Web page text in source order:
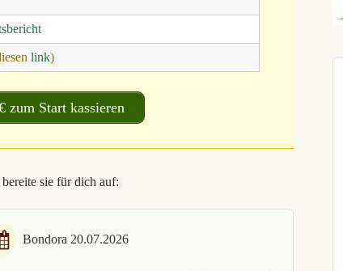
link)
zum Start kassieren
sie für dich auf:
Bondora 20.07.2026